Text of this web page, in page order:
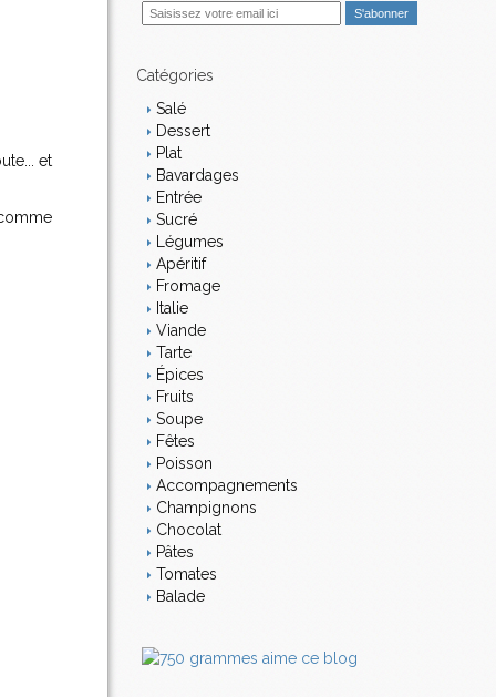
et
i Catégories
Salé
Dessert
Plat
Bavardages
Entrée
Sucré
Légumes
Apéritif
Fromage
Italie
Viande
Tarte
Épices
Fruits
Soupe
Fêtes
Poisson
Accompagnements
Champignons
Chocolat
Pâtes
Tomates
Balade